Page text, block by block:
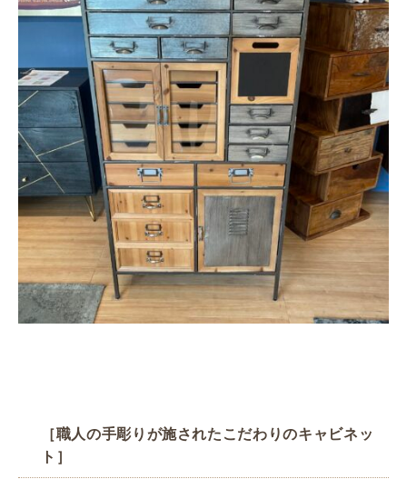
［職人の手彫りが施されたこだわりのキャビネッ
ト］